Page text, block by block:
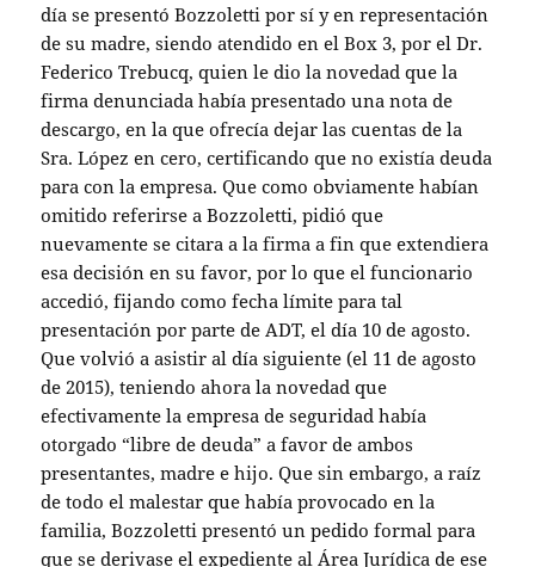
día se presentó Bozzoletti por sí y en representación
de su madre, siendo atendido en el Box 3, por el Dr.
Federico Trebucq, quien le dio la novedad que la
firma denunciada había presentado una nota de
descargo, en la que ofrecía dejar las cuentas de la
Sra. López en cero, certificando que no existía deuda
para con la empresa. Que como obviamente habían
omitido referirse a Bozzoletti, pidió que
nuevamente se citara a la firma a fin que extendiera
esa decisión en su favor, por lo que el funcionario
accedió, fijando como fecha límite para tal
presentación por parte de ADT, el día 10 de agosto.
Que volvió a asistir al día siguiente (el 11 de agosto
de 2015), teniendo ahora la novedad que
efectivamente la empresa de seguridad había
otorgado “libre de deuda” a favor de ambos
presentantes, madre e hijo. Que sin embargo, a raíz
de todo el malestar que había provocado en la
familia, Bozzoletti presentó un pedido formal para
que se derivase el expediente al Área Jurídica de ese